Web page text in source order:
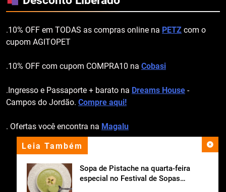
Leia Também
Sopa de Pistache na quarta-feira
especial no Festival de Sopas
.10% OFF em TODAS as compras online na PETZ com o
cupom AGITOPET
.10% OFF com cupom COMPRA10 na Cobasi
.Ingresso e Passaporte + barato na Dreams House -
Campos do Jordão. Compre aqui!
. Ofertas você encontra na Magalu
apoio institucional